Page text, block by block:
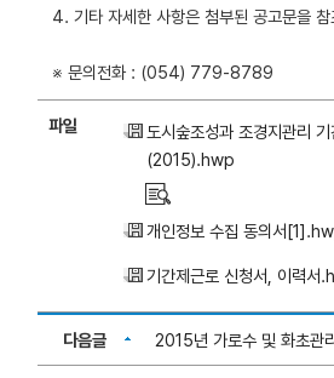
4. 기타 자세한 사항은 첨부된 공고문을
※ 문의전화 : (054) 779-8789
파일
도시숲조성과 조경지관리
(2015).hwp
개인정보 수집 동의서
기간제근로 신청서, 이력서
다음글 2015년 가로수 및 화초관